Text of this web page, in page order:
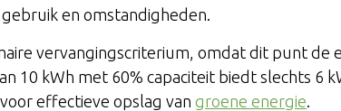
gebruik en omstandigheden.
vervangingscriterium, omdat dit punt de
10 kWh met 60% capaciteit biedt slechts 6
effectieve opslag vangroene energie.